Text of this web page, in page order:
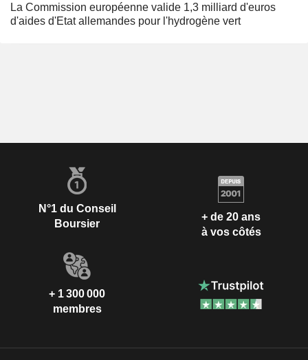
La Commission européenne valide 1,3 milliard d'euros
d'aides d'Etat allemandes pour l'hydrogène vert
N°1 du Conseil
Boursier
+ de 20 ans
à vos côtés
+ 1 300 000
membres